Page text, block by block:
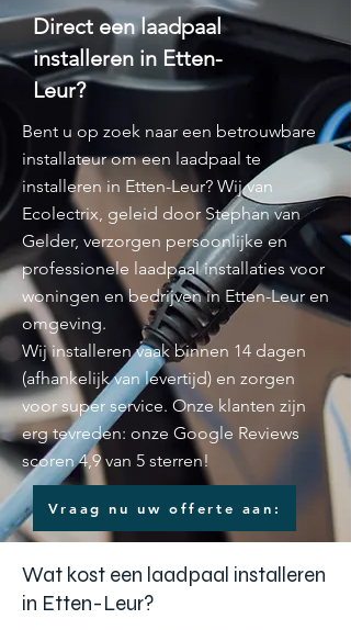
Direct een laadpaal
installeren in Etten-
Leur?
Bent u op zoek naar een betrouwbare
installateur om een laadpaal te
installeren in Etten-Leur? Wij van
Ecolectrix, geleid door Stephan van
Gelder, verzorgen persoonlijke en
professionele laadpaal installaties voor
woningen en bedrijven in Etten-Leur en
omgeving.
Wij installeren vaak binnen 14 dagen
(afhankelijk van levertijd) en zorgen
voor super service. Onze klanten zijn
erg tevreden: onze Google Reviews
scoren 4,9 van 5 sterren!
Vraag nu uw offerte aan:
Wat kost een laadpaal installeren
in Etten-Leur?